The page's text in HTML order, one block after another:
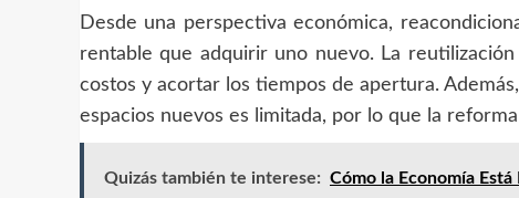
Desde una perspectiva económica,
rentable que adquirir uno nuevo. La
costos y acortar los tiempos de apertura.
espacios nuevos es limitada, por lo que la
Quizás también te interese: Cómo la Economía